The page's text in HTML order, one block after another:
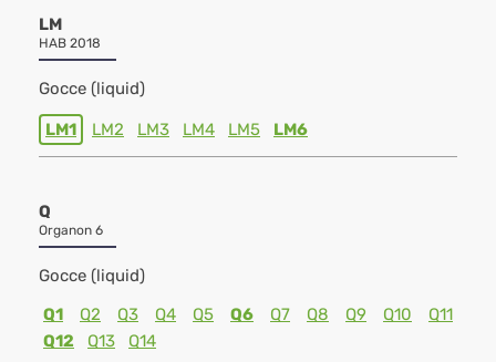
LM
HAB 2018
Gocce (liquid)
LM1 LM2 LM3 LM4 LM5 LM6
Q
Organon 6
Gocce (liquid)
Q1
Q2 Q3 Q4 Q5 Q6 Q7 Q8 Q9 Q10
Q11
Q12
Q13 Q14